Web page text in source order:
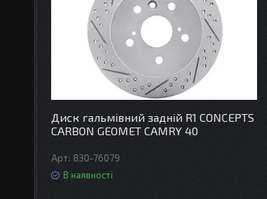
Диск гальмівний задній R1 CONCEPTS
CARBON GEOMET CAMRY 40
830-76079
В наявності